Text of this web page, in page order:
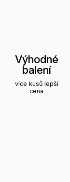
Výhodné
balení
více kusů lepší
cena